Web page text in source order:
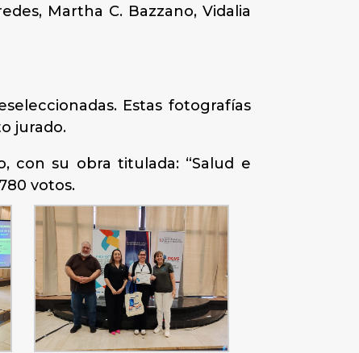
Martha C. Bazzano, Vidalia
Estas fotografías
jurado.
con su obra titulada: “Salud e
votos.